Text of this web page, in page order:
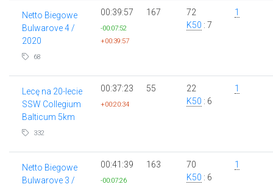
Netto Biegowe
Bulwarove 4 /
2020
68
00:39:57
-00:07:52
+00:39:57
167
72
K50 : 7
1
Lecę na 20-lecie
SSW Collegium
Balticum 5km
332
00:37:23
+00:20:34
55
22
K50 : 6
1
Netto Biegowe
Bulwarove 3 /
00:41:39
-00:07:26
163
70
K50 : 6
1